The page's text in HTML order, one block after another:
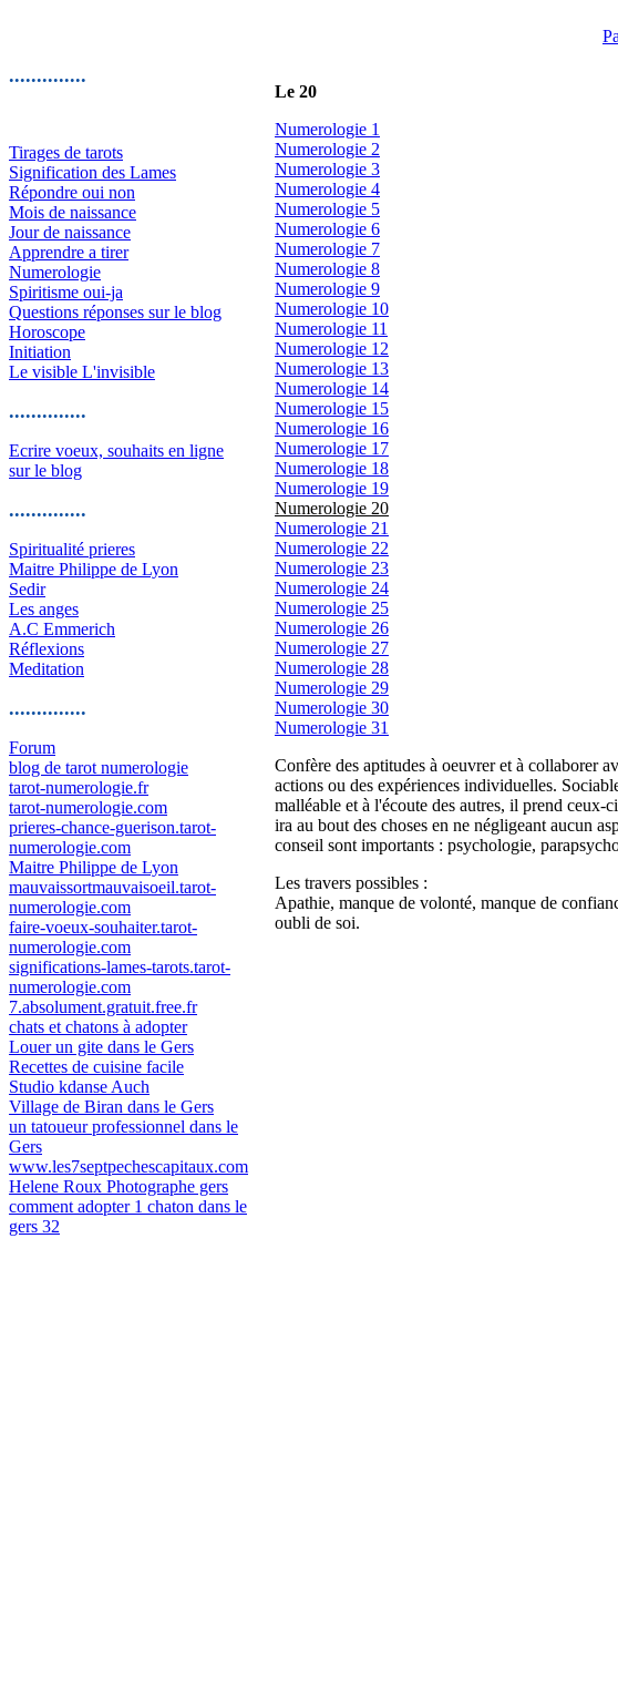
..............
Tirages de tarots
Signification des Lames
Répondre oui non
Mois de naissance
Jour de naissance
Apprendre a tirer
Numerologie
Spiritisme oui-ja
Questions réponses sur le blog
Horoscope
Initiation
Le visible L'invisible
..............
Ecrire voeux, souhaits en ligne
sur le blog
..............
Spiritualité prieres
Maitre Philippe de Lyon
Sedir
Les anges
A.C Emmerich
Réflexions
Meditation
..............
Forum
blog de tarot numerologie
tarot-numerologie.fr
tarot-numerologie.com
prieres-chance-guerison.tarot-
numerologie.com
Maitre Philippe de Lyon
mauvaissortmauvaisoeil.tarot-
numerologie.com
faire-voeux-souhaiter.tarot-
numerologie.com
significations-lames-tarots.tarot-
numerologie.com
7.absolument.gratuit.free.fr
chats et chatons à adopter
Louer un gite dans le Gers
Recettes de cuisine facile
Studio kdanse Auch
Village de Biran dans le Gers
un tatoueur professionnel dans le
Gers
www.les7septpechescapitaux.com
Helene Roux Photographe gers
comment adopter 1 chaton dans le
gers 32
Le 20
Numerologie 1
Numerologie 2
Numerologie 3
Numerologie 4
Numerologie 5
Numerologie 6
Numerologie 7
Numerologie 8
Numerologie 9
Numerologie 10
Numerologie 11
Numerologie 12
Numerologie 13
Numerologie 14
Numerologie 15
Numerologie 16
Numerologie 17
Numerologie 18
Numerologie 19
Numerologie 20
Numerologie 21
Numerologie 22
Numerologie 23
Numerologie 24
Numerologie 25
Numerologie 26
Numerologie 27
Numerologie 28
Numerologie 29
Numerologie 30
Numerologie 31
Confère des aptitudes à oeuvrer et à collaborer
actions ou des expériences individuelles.
malléable et à l'écoute des autres, il prend
ira au bout des choses en ne négligeant aucun
conseil sont importants : psychologie,
Les travers possibles :
Apathie, manque de volonté, manque de
oubli de soi.